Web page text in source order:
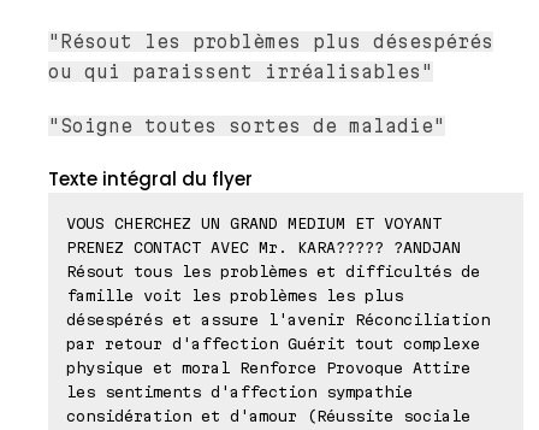
"Résout les problèmes plus désespérés
ou qui paraissent irréalisables"
"Soigne toutes sortes de maladie"
Texte intégral du flyer
VOUS CHERCHEZ UN GRAND MEDIUM ET VOYANT
PRENEZ CONTACT AVEC Mr. KARA????? ?ANDJAN
Résout tous les problèmes et difficultés de
famille voit les problèmes les plus
désespérés et assure l'avenir Réconciliation
par retour d'affection Guérit tout complexe
physique et moral Renforce Provoque Attire
les sentiments d'affection sympathie
considération et d'amour (Réussite sociale